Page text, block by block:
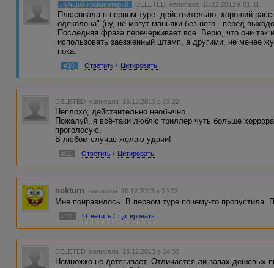
Лучший комментарий DELETED написала 16.12.2013 в 01:31
Плюсовала в первом туре: действительно, хороший
одеколона" (ну, не могут маньяки без него - перед
Последняя фраза перечеркивает все. Верю, что они так
использовать заезженный штамп, а другими, не менее
пока.
#10 Ответить / Цитировать
DELETED написала 16.12.2013 в 03:22
Неплохо, действительно необычно.
Пожалуй, я всё-таки люблю триллер чуть больше
проголосую.
В любом случае желаю удачи!
#11 Ответить / Цитировать
nokturn написала 16.12.2013 в 10:02
Мне понравилось. В первом туре почему-то пропустила.
#12 Ответить / Цитировать
DELETED написала 16.12.2013 в 14:33
Немножко не дотягивает. Отличается ли запах дешевых